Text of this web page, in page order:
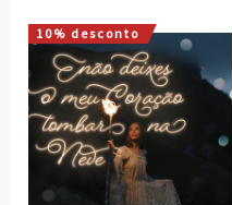
10% desconto
O
preço
original
era:
10,00 €.
O
preço
atual
é:
9,00 €.